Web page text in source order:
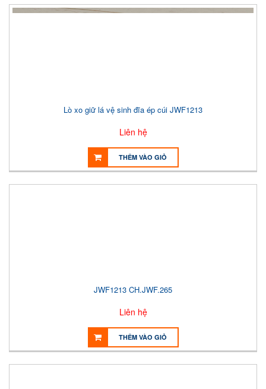
Lò xo giữ lá vệ sinh đĩa ép cúi JWF1213
Liên hệ
THÊM VÀO GIỎ
JWF1213 CH.JWF.265
Liên hệ
THÊM VÀO GIỎ